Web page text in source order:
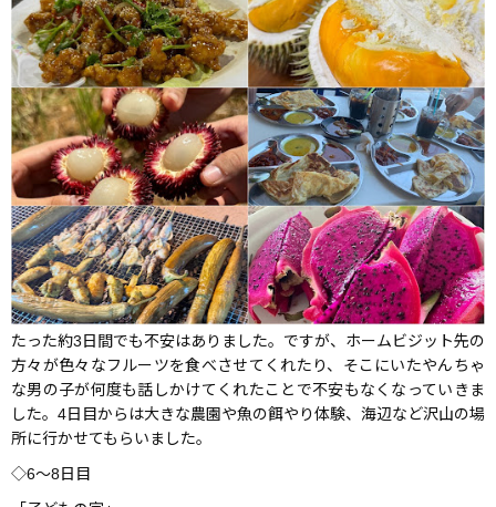
たった約3日間でも不安はありました。ですが、ホームビジット先の
方々が色々なフルーツを食べさせてくれたり、そこにいたやんちゃ
な男の子が何度も話しかけてくれたことで不安もなくなっていきま
した。4日目からは大きな農園や魚の餌やり体験、海辺など沢山の場
所に行かせてもらいました。
◇6〜8日目